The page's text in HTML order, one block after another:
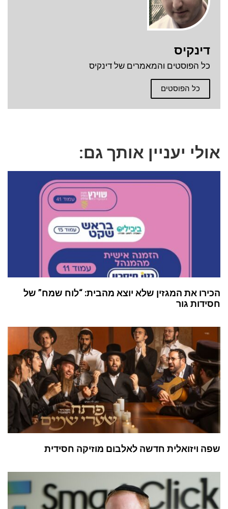
דינקיס
כל הפוסטים והמאמרים של דינקיס
כל הפוסטים
אולי יעניין אותך גם:
הכירו את המגזין שלא יוצא מהבית: “לוח שמח” של
חסידות גור
שפה ויזואלית חדשה לאלבום מוזיקה חסידית